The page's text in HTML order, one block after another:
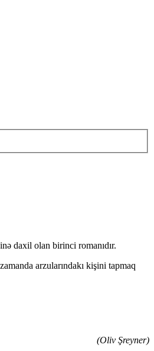
daxil olan birinci romanıdır.
arzularındakı kişini tapmaq
(Oliv Şreyner)